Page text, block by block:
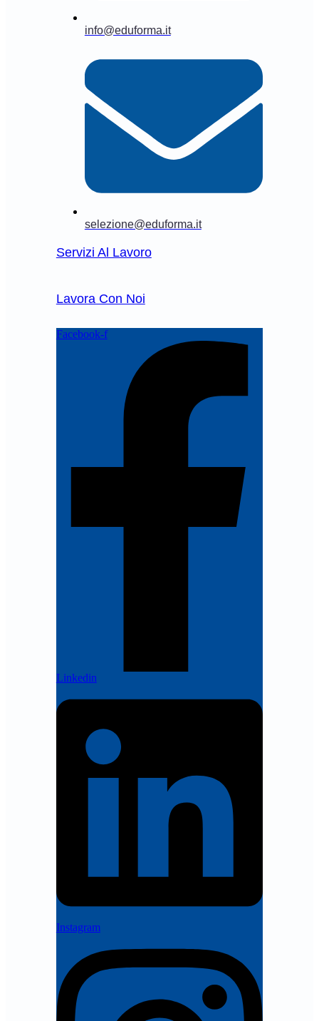
info@eduforma.it
selezione@eduforma.it
Servizi Al Lavoro
Lavora Con Noi
Facebook-f
Linkedin
Instagram